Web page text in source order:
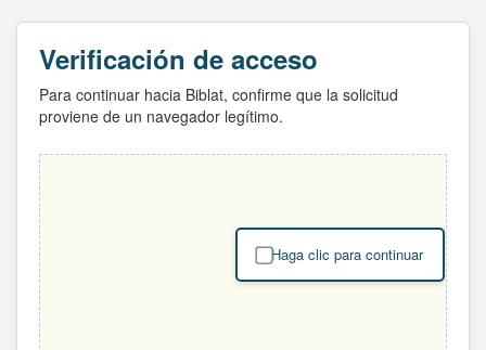
Verificación de acceso
Para continuar hacia Biblat, confirme que la solicitud
proviene de un navegador legítimo.
Haga clic para continuar